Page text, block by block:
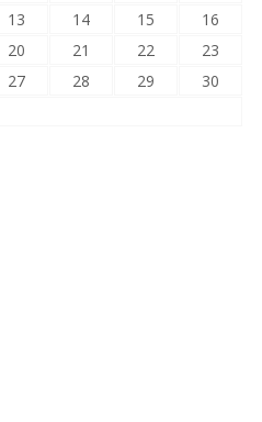
13 14 15
16
20 21 22
23
27 28 29
30